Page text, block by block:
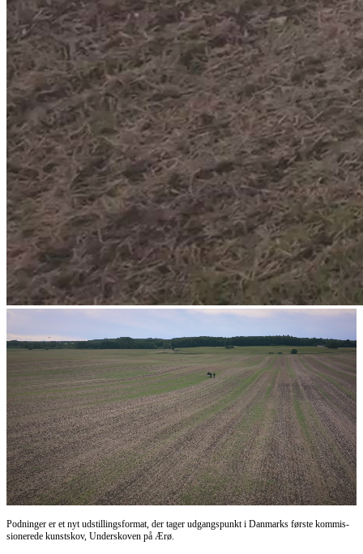
Podninger er et nyt udstillings­format, der tager udgangs­punkt i Danmarks første kommis­
sionerede kunstskov, Underskoven på Ærø.